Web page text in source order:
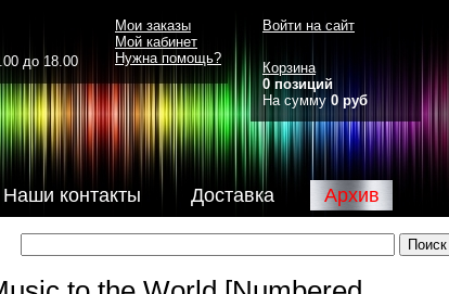
до 18.00
Наши контакты Доставка Архив
Мои заказы
Мой кабинет
Нужна помощь?
Войти на сайт
Корзина
0 позиций
На сумму 0 руб